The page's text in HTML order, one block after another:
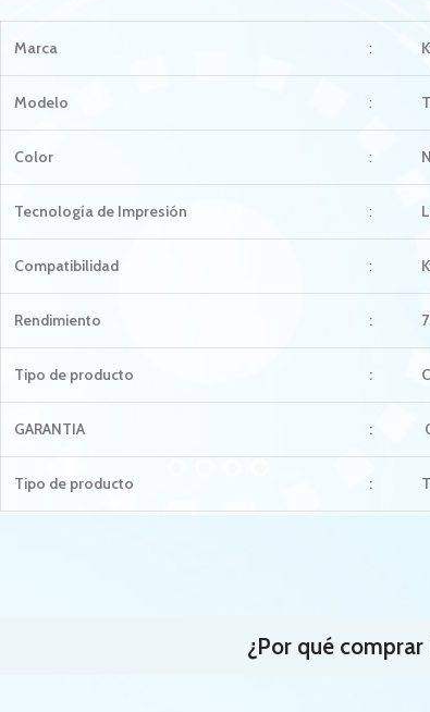
Marca :
Modelo :
Color :
Tecnología de Impresión :
Compatibilidad :
Rendimiento :
Tipo de producto :
GARANTIA :
Tipo de producto :
¿Por qué